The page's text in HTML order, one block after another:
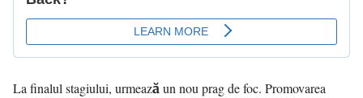
La finalul stagiului, urmează un nou prag de foc. Promovarea